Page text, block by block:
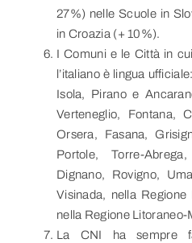
27%) nelle Scuole in
in Croazia (+ 10%).
I Comuni e le Città in
l’italiano è lingua
Isola, Pirano e
Verteneglio, Fontana,
Orsera, Fasana,
Portole, Torre-
Dignano, Rovigno,
Visinada, nella
nella Regione Litoraneo-
La CNI ha sempre